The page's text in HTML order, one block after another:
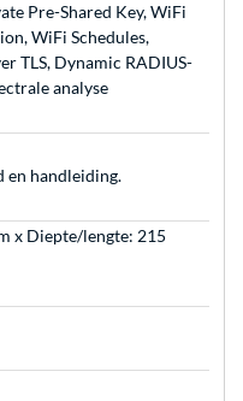
Pre-Shared Key, WiFi
WiFi Schedules,
TLS, Dynamic RADIUS-
analyse
en handleiding.
x Diepte/lengte: 215